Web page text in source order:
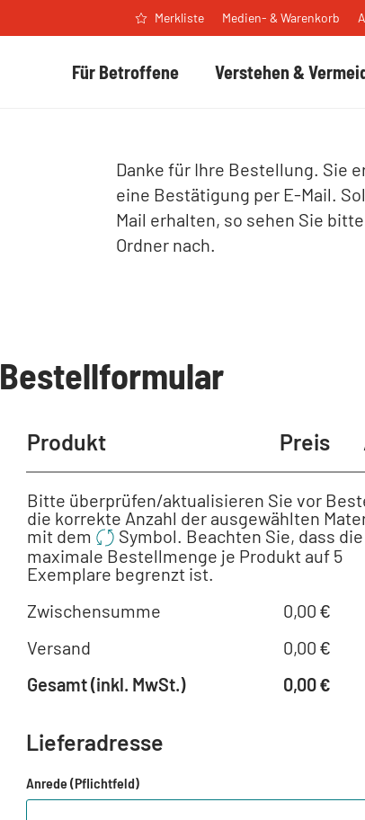
Für Betroffene Verstehen &
Merkliste Medien- & Warenkorb
Danke für Ihre Bestellung. Sie
eine Bestätigung per E-Mail.
Mail erhalten, so sehen Sie
Ordner nach.
Bestellformular
Produkt Preis
Bitte überprüfen/aktualisieren Sie vor
die korrekte Anzahl der ausgewählten
mit dem
Symbol. Beachten Sie, dass die
maximale Bestellmenge je Produkt auf 5
Exemplare begrenzt ist.
Zwischensumme
0,00 €
Versand
0,00 €
Gesamt (inkl. MwSt.)
0,00 €
Lieferadresse
Anrede (Pflichtfeld)